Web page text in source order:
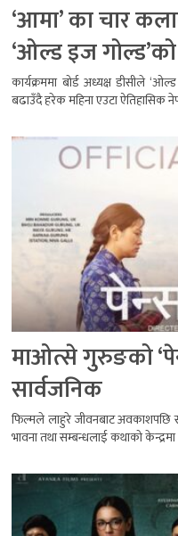
‘आमा’ का चार
‘ओल्ड इज
कार्यक्रममा बोर्ड अध्यक्ष डीसीले
बढाउँदै हरेक महिना एउटा ऐतिहासिक
माओत्से गुरुङको
सार्वजनिक
फिल्मले लाहुरे जीवनबाट अवकाशपछि
भावना तथा सम्बन्धलाई कथाको